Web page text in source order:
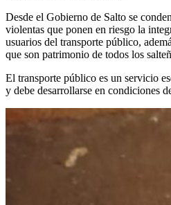
Desde el Gobierno de Salto se
violentas que ponen en riesgo la
usuarios del transporte público,
que son patrimonio de todos los
El transporte público es un servicio
y debe desarrollarse en condiciones